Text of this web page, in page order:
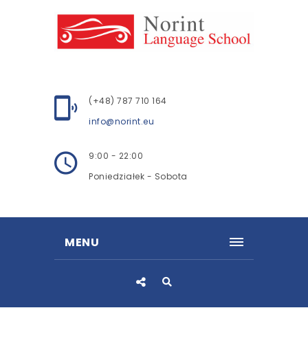
(+48) 787 710 164
info@norint.eu
9:00 - 22:00
Poniedziałek - Sobota
MENU